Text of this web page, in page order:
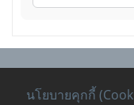
นโยบายคุกกี้